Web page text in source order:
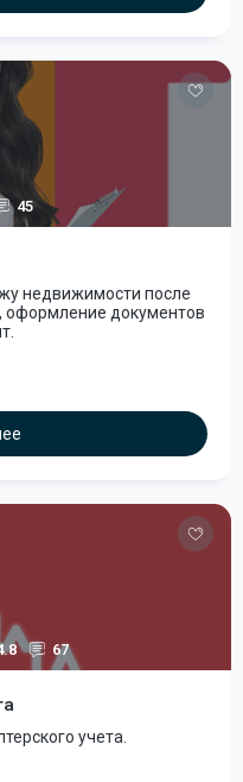
45
недвижимости после
оформление документов
67
учета.